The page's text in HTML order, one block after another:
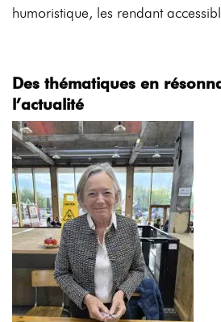
humoristique, les rendant
Des thématiques en
l’actualité